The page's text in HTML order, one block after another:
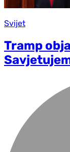
Svijet
Tramp